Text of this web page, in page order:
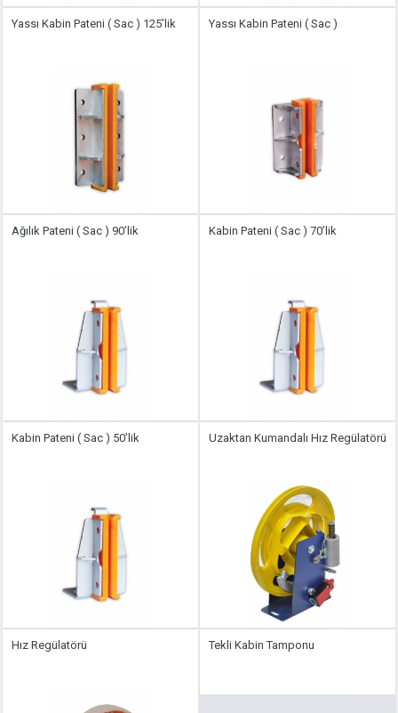
Yassı Kabin Pateni ( Sac ) 125’lik Yassı Kabin Pateni ( Sac )
Ağılık Pateni ( Sac ) 90’lik Kabin Pateni ( Sac ) 70’lik
Kabin Pateni ( Sac ) 50’lik Uzaktan Kumandalı Hız Regülatörü
Hız Regülatörü Tekli Kabin Tamponu